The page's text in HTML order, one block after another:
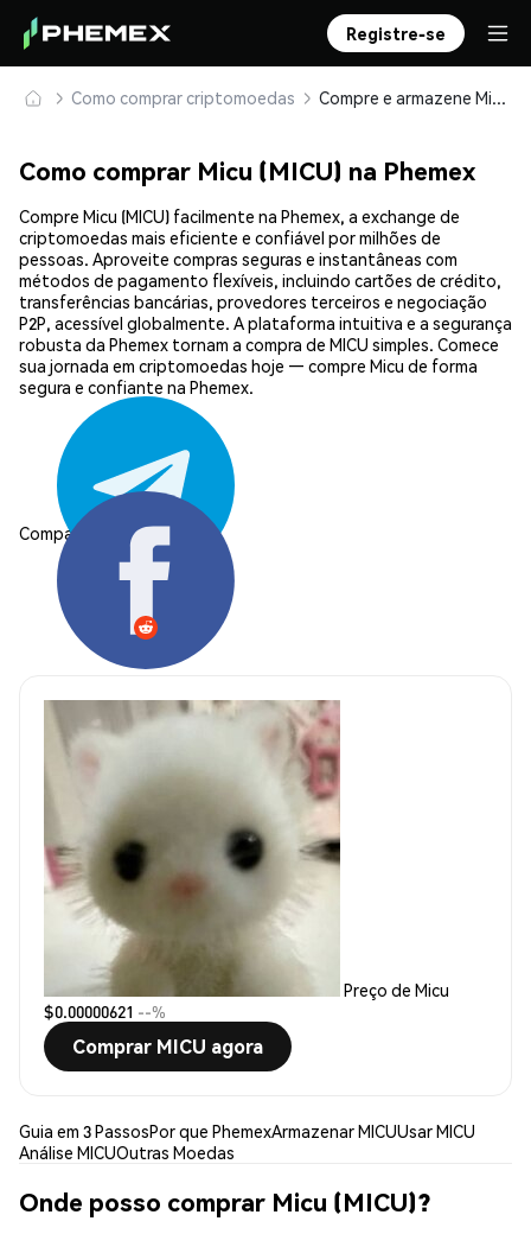
Registre-se
Como comprar criptomoedas Compre e armazene Micu (MICU) com segurança
Como comprar Micu (MICU) na Phemex
Compre Micu (MICU) facilmente na Phemex, a exchange de
criptomoedas mais eficiente e confiável por milhões de
pessoas. Aproveite compras seguras e instantâneas com
métodos de pagamento flexíveis, incluindo cartões de crédito,
transferências bancárias, provedores terceiros e negociação
P2P, acessível globalmente. A plataforma intuitiva e a segurança
robusta da Phemex tornam a compra de MICU simples. Comece
sua jornada em criptomoedas hoje — compre Micu de forma
segura e confiante na Phemex.
Compartilhar:
Preço de Micu
$0.00000621 --%
Comprar MICU agora
Guia em 3 PassosPor que PhemexArmazenar MICUUsar MICU
Análise MICUOutras Moedas
Onde posso comprar Micu (MICU)?